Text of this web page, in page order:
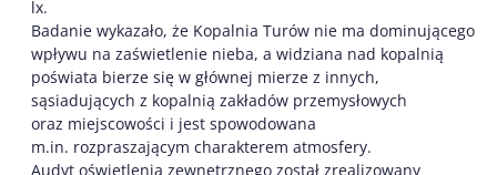
lx.
Badanie wykazało, że Kopalnia Turów nie ma dominującego
wpływu na zaświetlenie nieba, a widziana nad kopalnią
poświata bierze się w głównej mierze z innych,
sąsiadujących z kopalnią zakładów przemysłowych
oraz miejscowości i jest spowodowana
m.in. rozpraszającym charakterem atmosfery.
Audyt oświetlenia zewnętrznego został zrealizowany